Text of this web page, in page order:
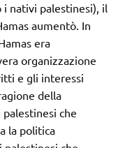
nativi palestinesi), il
aumentò. In
era
organizzazione
e gli interessi
della
che
la politica